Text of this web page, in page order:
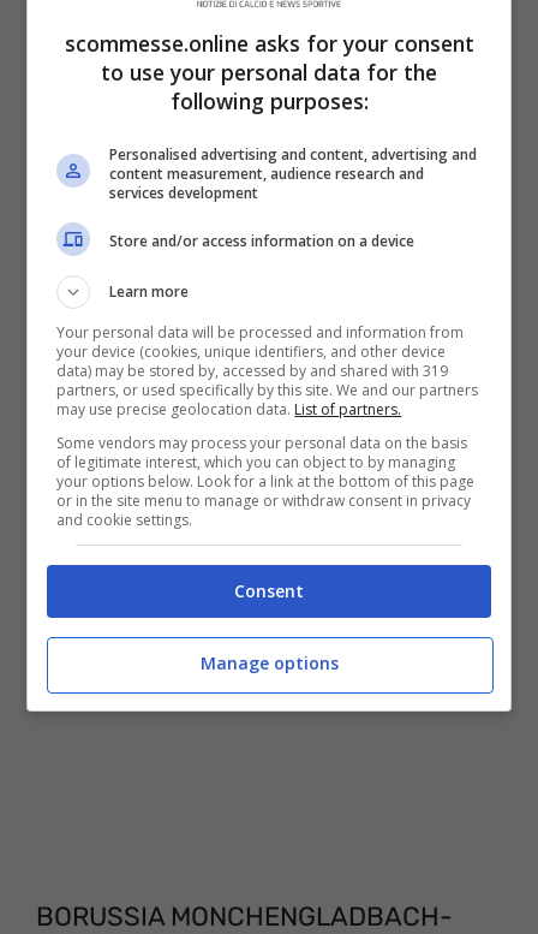
Sarà inoltre possibile la visione in diretta
streaming tramite l’app dedicata Sky Go,
riservata sempre ai soli abbonati, e
disponibile in versione Android e iOS: così
facendo potrete gustarvi l’incontro
comodamente dal vostro personal
computer, tablet o smartphone. Vi
ricordiamo anche l’opzione Now Tv, altra
piattaforma in streaming dell’universo Sky
che necessita di un abbonamento, infine,
per tutti coloro che volessero vedere in
chiaro il match, potranno gustarlo su TV8,
al numero 8 o 108 del vostro telecomando.
BORUSSIA MONCHENGLADBACH-
scommesse.online asks for your consent
to use your personal data for the
following purposes:
Personalised advertising and content, advertising and
content measurement, audience research and
services development
Store and/or access information on a device
Learn more
Your personal data will be processed and information from
your device (cookies, unique identifiers, and other device
data) may be stored by, accessed by and shared with 319
partners, or used specifically by this site. We and our partners
may use precise geolocation data. List of partners.
Some vendors may process your personal data on the basis
of legitimate interest, which you can object to by managing
your options below. Look for a link at the bottom of this page
or in the site menu to manage or withdraw consent in privacy
and cookie settings.
Consent
Manage options